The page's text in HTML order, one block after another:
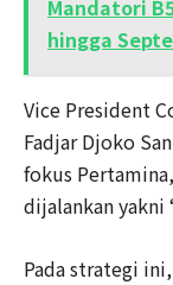
Mandatori
hingga
Vice President
Fadjar Djoko
fokus
dijalankan yakni
Pada strategi